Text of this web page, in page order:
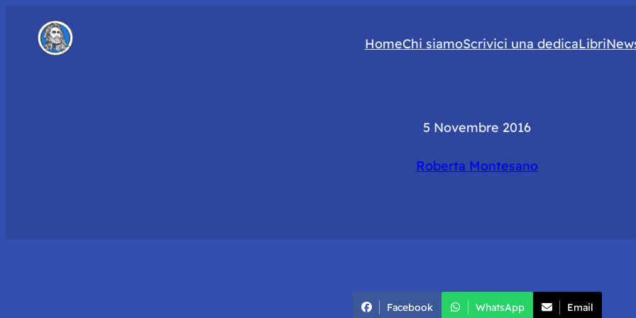
HomeChi siamoScrivici una dedicaLibri
5 Novembre 2016
Roberta Montesano
Facebook WhatsApp Email